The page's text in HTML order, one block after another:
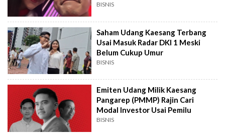
BISNIS
Saham Udang Kaesang Terbang
Usai Masuk Radar DKI 1 Meski
Belum Cukup Umur
BISNIS
Emiten Udang Milik Kaesang
Pangarep (PMMP) Rajin Cari
Modal Investor Usai Pemilu
BISNIS